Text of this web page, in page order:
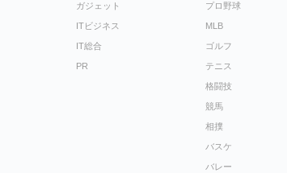
ガジェット
ITビジネス
IT総合
PR
プロ野球
MLB
ゴルフ
テニス
格闘技
競馬
相撲
バスケ
バレー